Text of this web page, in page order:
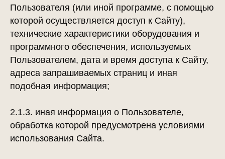
Пользователя (или иной программе, с помощью
которой осуществляется доступ к Сайту),
технические характеристики оборудования и
программного обеспечения, используемых
Пользователем, дата и время доступа к Сайту,
адреса запрашиваемых страниц и иная
подобная информация;
2.1.3. иная информация о Пользователе,
обработка которой предусмотрена условиями
использования Сайта.